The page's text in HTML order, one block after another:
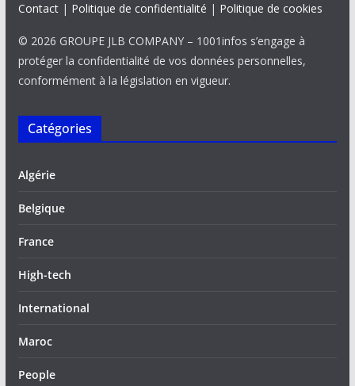
Contact| Politique de confidentialité | Politique de cookies
© 2026 GROUPE JLB COMPANY – 1001infos s’engage à
protéger la confidentialité de vos données personnelles,
conformément à la législation en vigueur.
Catégories
Algérie
Belgique
France
High-tech
International
Maroc
People